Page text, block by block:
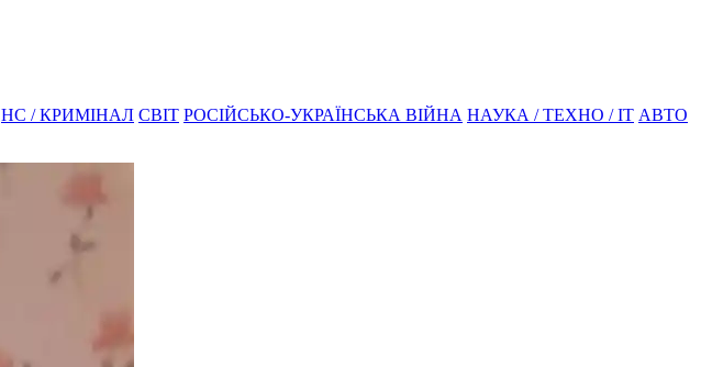
НС / КРИМІНАЛ СВІТ РОСІЙСЬКО-УКРАЇНСЬКА ВІЙНА НАУКА / ТЕХНО / IT АВТО